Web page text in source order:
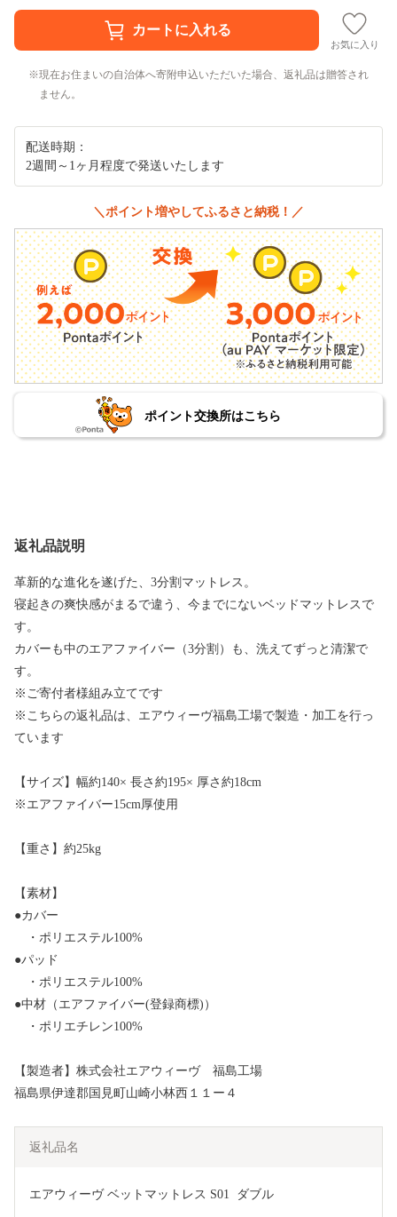
お気に入り
現在お住まいの自治体へ寄附申込いただいた場合、返礼品は贈答され
ません。
配送時期：
2週間～1ヶ月程度で発送いたします
＼ポイント増やしてふるさと納税！／
ポイント交換所はこちら
返礼品説明
革新的な進化を遂げた、3分割マットレス。
寝起きの爽快感がまるで違う、今までにないベッドマットレスで
す。
カバーも中のエアファイバー（3分割）も、洗えてずっと清潔で
す。
※ご寄付者様組み立てです
※こちらの返礼品は、エアウィーヴ福島工場で製造・加工を行っ
ています
【サイズ】幅約140× 長さ約195× 厚さ約18cm
※エアファイバー15cm厚使用
【重さ】約25kg
【素材】
●カバー
・ポリエステル100%
●パッド
・ポリエステル100%
●中材（エアファイバー(登録商標)）
・ポリエチレン100%
【製造者】株式会社エアウィーヴ 福島工場
福島県伊達郡国見町山崎小林西１１ー４
返礼品名
エアウィーヴ ベットマットレス S01  ダブル